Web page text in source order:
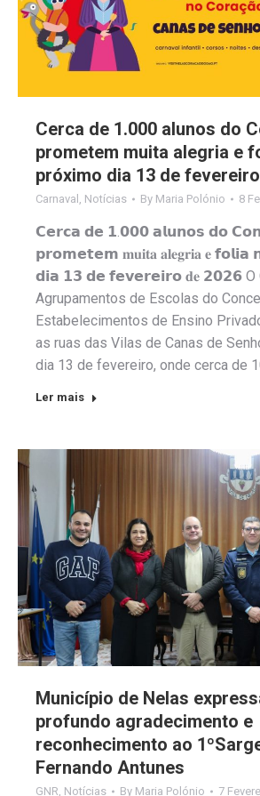
Cerca de 1.000 alunos do
prometem muita alegria e
próximo dia 13 de
Carnaval Notícias By Maria Polónio 8
𝗖𝗲𝗿𝗰𝗮 𝗱𝗲 𝟭.𝟬𝟬𝟬 𝗮𝗹𝘂𝗻𝗼𝘀 𝗱𝗼
𝗽𝗿𝗼𝗺𝗲𝘁𝗲𝗺 𝐦𝐮𝐢𝐭𝐚 𝐚𝐥𝐞𝐠𝐫𝐢𝐚 𝐞
𝗱𝗶𝗮 𝟭𝟯 𝗱𝗲 𝗳𝗲𝘃𝗲𝗿𝗲𝗶𝗿𝗼 𝐝𝐞 𝟮𝟬𝟮𝟲 O
Agrupamentos de Escolas do
Estabelecimentos de Ensino
as ruas das Vilas de Canas de
dia 13 de fevereiro, onde cerca de
Ler mais
Município de Nelas
profundo agradecimento e
reconhecimento ao
Fernando Antunes
GNR, Notícias By Maria Polónio 7